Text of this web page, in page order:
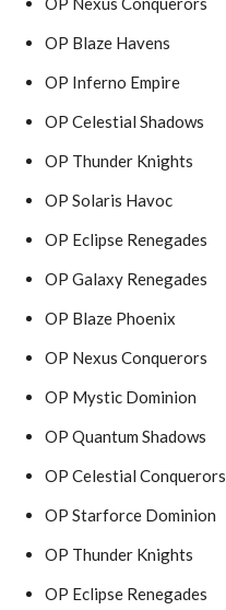
OP Blaze Havens
OP Inferno Empire
OP Celestial Shadows
OP Thunder Knights
OP Solaris Havoc
OP Eclipse Renegades
OP Galaxy Renegades
OP Blaze Phoenix
OP Nexus Conquerors
OP Mystic Dominion
OP Quantum Shadows
OP Celestial Conquerors
OP Starforce Dominion
OP Thunder Knights
OP Eclipse Renegades